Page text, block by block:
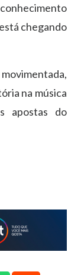
chegando
na música
apostas do